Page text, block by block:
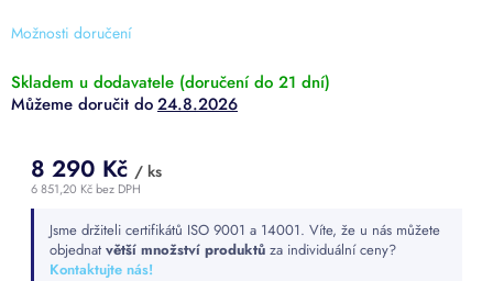
Možnosti doručení
5
hvězdiček.
Skladem u dodavatele (doručení do 21 dní)
24.8.2026
8 290 Kč / ks
6 851,20 Kč bez DPH
cena:Jsme držiteli certifikátů ISO 9001 a 14001. Víte, že u nás můžete
objednat větší množství produktů za individuální ceny?
Kontaktujte nás!